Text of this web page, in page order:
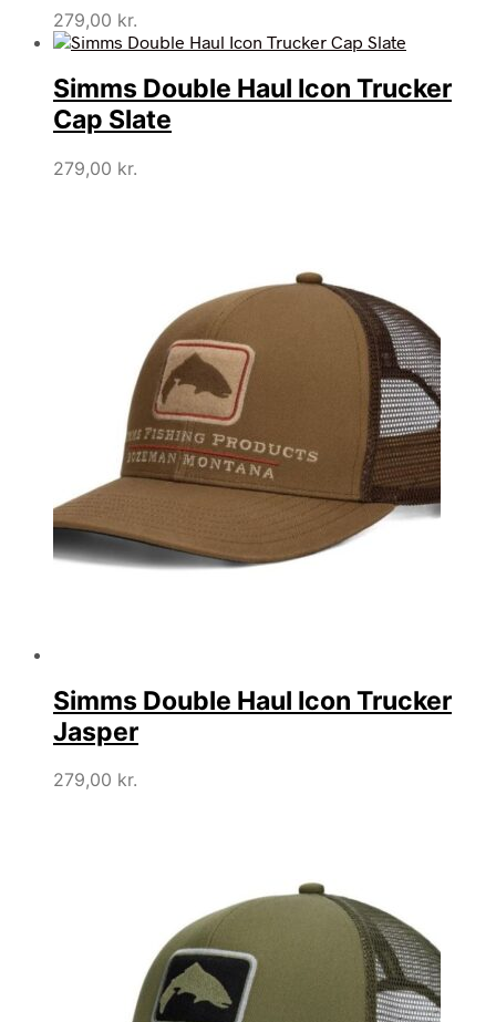
279,00 kr.
Simms Double Haul Icon Trucker
Cap Slate
279,00 kr.
Simms Double Haul Icon Trucker
Jasper
279,00 kr.